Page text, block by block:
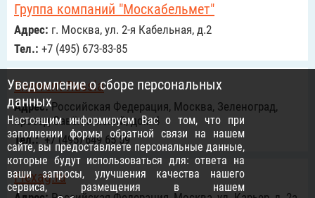
Группа компаний "Москабельмет"
Адрес: г. Москва, ул. 2-я Кабельная, д.2
Тел.: +7 (495) 673-83-85
Enervent Russia
Адрес:Российcкая Федерация, Москва, Зеленоград,
проезд Савёлкинский, дом 4
Тел.:+7 (495) 649 65 59
Flexag.ru
Уведомление о сборе персональных
данных
Настоящим информируем Вас о том, что при
заполнении формы обратной связи на нашем
сайте, вы предоставляете персональные данные,
которые будут использоваться для: ответа на
ваши запросы, улучшения качества нашего
сервиса, размещения в нашем